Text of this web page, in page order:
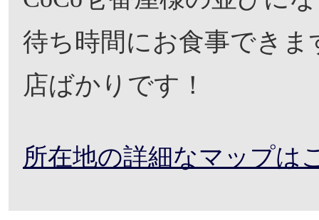
待ち時間にお食事でき
店ばかりです！
所在地の詳細なマップは